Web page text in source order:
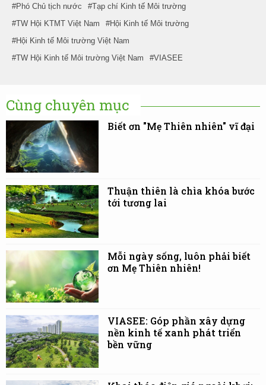
Phó Chủ tịch nước
Tạp chí Kinh tế Môi trường
TW Hội KTMT Việt Nam
Hội Kinh tế Môi trường
Hội Kinh tế Môi trường Việt Nam
TW Hội Kinh tế Môi trường Việt Nam
VIASEE
Cùng chuyên mục
Biết ơn "Mẹ Thiên nhiên" vĩ đại
Thuận thiên là chìa khóa bước
tới tương lai
Mỗi ngày sống, luôn phải biết
ơn Mẹ Thiên nhiên!
VIASEE: Góp phần xây dựng
nền kinh tế xanh phát triển
bền vững